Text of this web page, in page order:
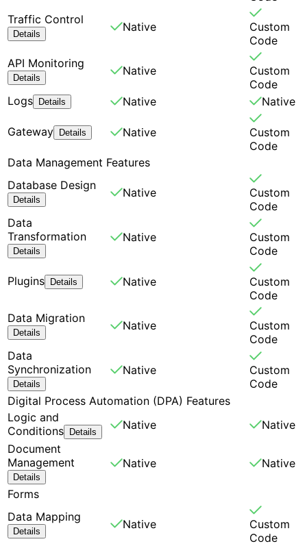
Traffic Control
Details
Native
Custom
Code
API Monitoring
Details
Native
Custom
Code
Logs Details Native Native
Gateway Details Native
Custom
Code
Data Management Features
Database Design
Details
Native
Custom
Code
Data
Transformation
Details
Native
Custom
Code
Plugins Details Native
Custom
Code
Data Migration
Details
Native
Custom
Code
Data
Synchronization
Details
Native
Custom
Code
Digital Process Automation (DPA) Features
Logic and
Conditions Details
Native
Native
Document
Management
Details
Native Native
Forms
Data Mapping
Details
Native
Custom
Code